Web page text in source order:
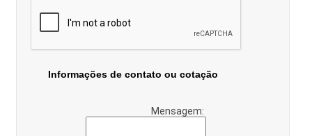
Informações de contato ou cotação
Mensagem: